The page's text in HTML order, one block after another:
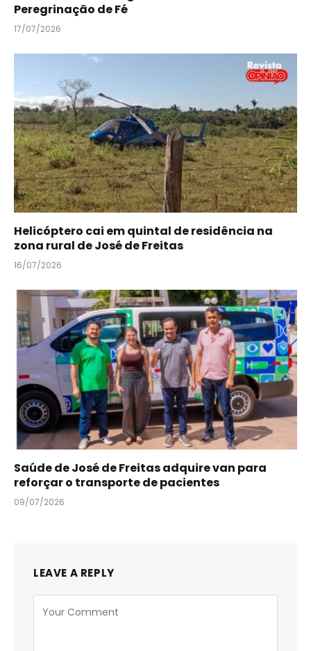
Peregrinação de Fé
17/07/2026
Helicóptero cai em quintal de residência na
zona rural de José de Freitas
16/07/2026
Saúde de José de Freitas adquire van para
reforçar o transporte de pacientes
09/07/2026
LEAVE A REPLY